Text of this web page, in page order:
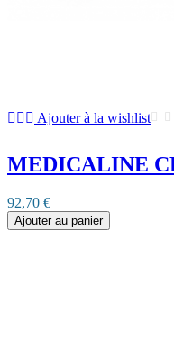
Ajouter à la wishlist
MEDICALINE
92,70 €
Ajouter au panier